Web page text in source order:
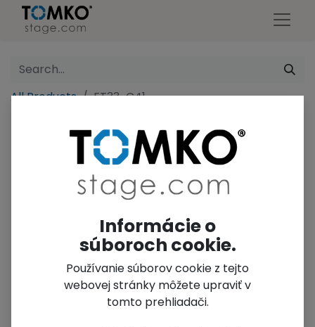
All Products FT33-C41
Informácie o
súboroch cookie.
Používanie súborov cookie z tejto
webovej stránky môžete upraviť v
tomto prehliadači.